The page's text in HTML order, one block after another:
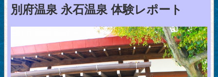
別府温泉 永石温泉 体験レポート